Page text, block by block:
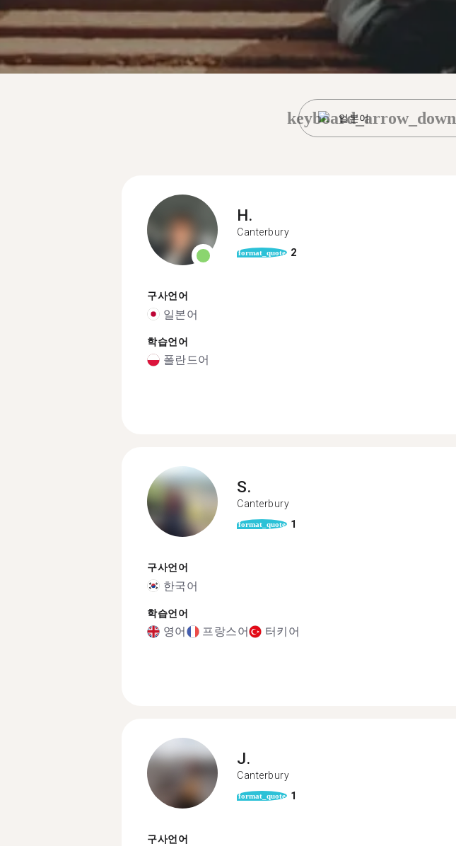
일본어
keyboard_arrow_down
H.
Canterbury
format_quote 2
구사언어
일본어
학습언어
폴란드어
S.
Canterbury
format_quote 1
구사언어
한국어
학습언어
영어 프랑스어 터키어
J.
Canterbury
format_quote 1
구사언어